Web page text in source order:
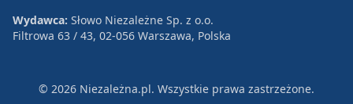
Wydawca: Słowo Niezależne Sp. z o.o.
Filtrowa 63 / 43, 02-056 Warszawa, Polska
© 2026 Niezależna.pl. Wszystkie prawa zastrzeżone.